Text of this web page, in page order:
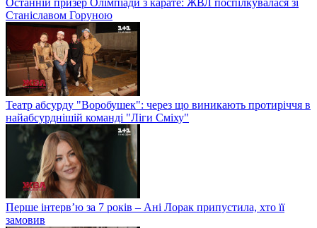
Станіславом Горуною
Театр абсурду "Воробушек": через що виникають протиріччя в
найабсурднішій команді "Ліги Сміху"
Перше інтерв’ю за 7 років – Ані Лорак припустила, хто її
замовив